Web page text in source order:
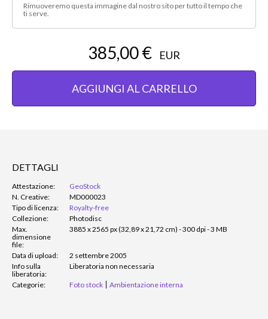
Rimuoveremo questa immagine dal nostro sito per tutto il tempo che
ti serve.
385,00 € EUR
AGGIUNGI AL CARRELLO
DETTAGLI
Attestazione:
GeoStock
N. Creative:
MD000023
Tipo di licenza:
Royalty-free
Collezione:
Photodisc
Max.
dimensione
file:
3885 x 2565 px (32,89 x 21,72 cm) - 300 dpi - 3 MB
Data di upload:
2 settembre 2005
Info sulla
liberatoria:
Liberatoria non necessaria
Categorie: Foto stock Ambientazione interna